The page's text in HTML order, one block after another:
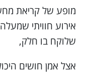
מופע של קריאת
אירוע חוויתי
שלוקח בו חלק,
אצל אמן חושים